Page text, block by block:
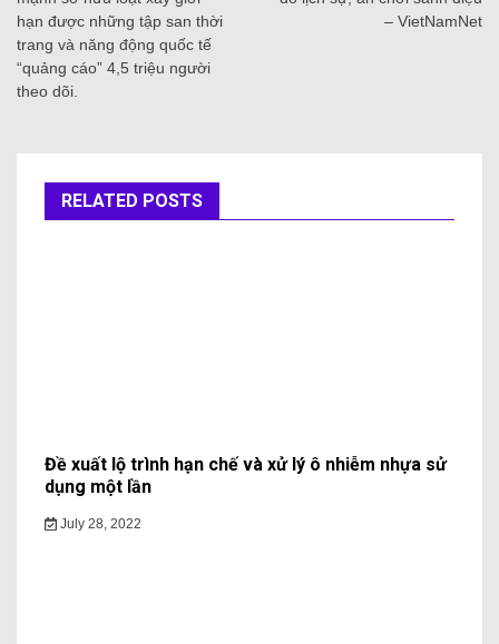
hạn được những tập san thời
trang và năng động quốc tế
“quảng cáo” 4,5 triệu người
theo dõi.
– VietNamNet
RELATED POSTS
Đề xuất lộ trình hạn chế và xử lý ô nhiễm nhựa sử
dụng một lần
July 28, 2022